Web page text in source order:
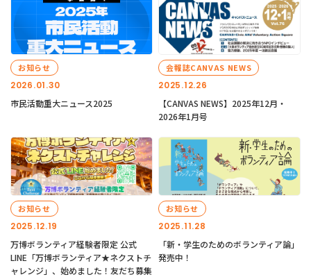
2026.01.30
お知らせ
市民活動重大ニュース2025
2025.12.26
会報誌CANVAS NEWS
【CANVAS NEWS】2025年12月・
2026年1月号
2025.12.19
お知らせ
万博ボランティア経験者限定 公式
LINE「万博ボランティア★ネクストチ
ャレンジ」、始めました！友だち募集
2025.11.28
お知らせ
「新・学生のためのボランティア論」
発売中！